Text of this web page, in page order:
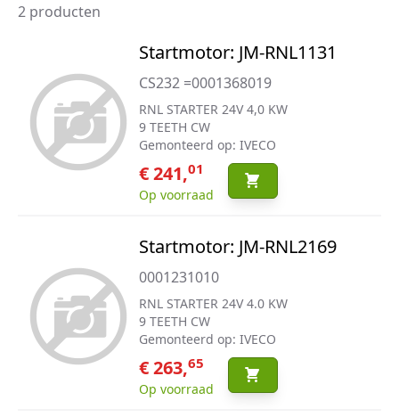
2 producten
Startmotor: JM-RNL1131
CS232 =0001368019
RNL STARTER 24V 4,0 KW
9 TEETH CW
Gemonteerd op: IVECO
€ 241,01
Op voorraad
Startmotor: JM-RNL2169
0001231010
RNL STARTER 24V 4.0 KW
9 TEETH CW
Gemonteerd op: IVECO
€ 263,65
Op voorraad